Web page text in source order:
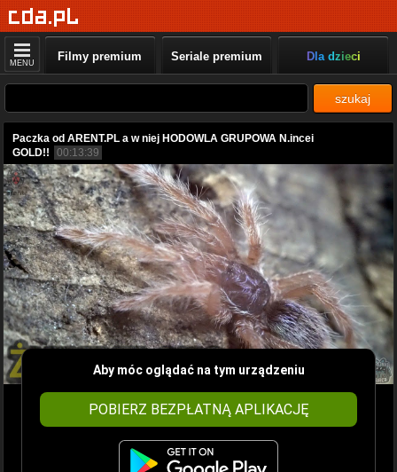
MENU Filmy premium Seriale premium Dla dzieci
szukaj
Paczka od ARENT.PL a w niej HODOWLA GRUPOWA N.incei
GOLD!!
00:13:39
Aby móc oglądać na tym urządzeniu
POBIERZ BEZPŁATNĄ APLIKACJĘ